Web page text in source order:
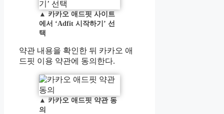
▲ 카카오 애드핏 사이트
에서 ‘Adfit 시작하기’ 선
택
약관 내용을 확인한 뒤 카카오 애
드핏 이용 약관에 동의한다.
▲ 카카오 애드핏 약관 동
의